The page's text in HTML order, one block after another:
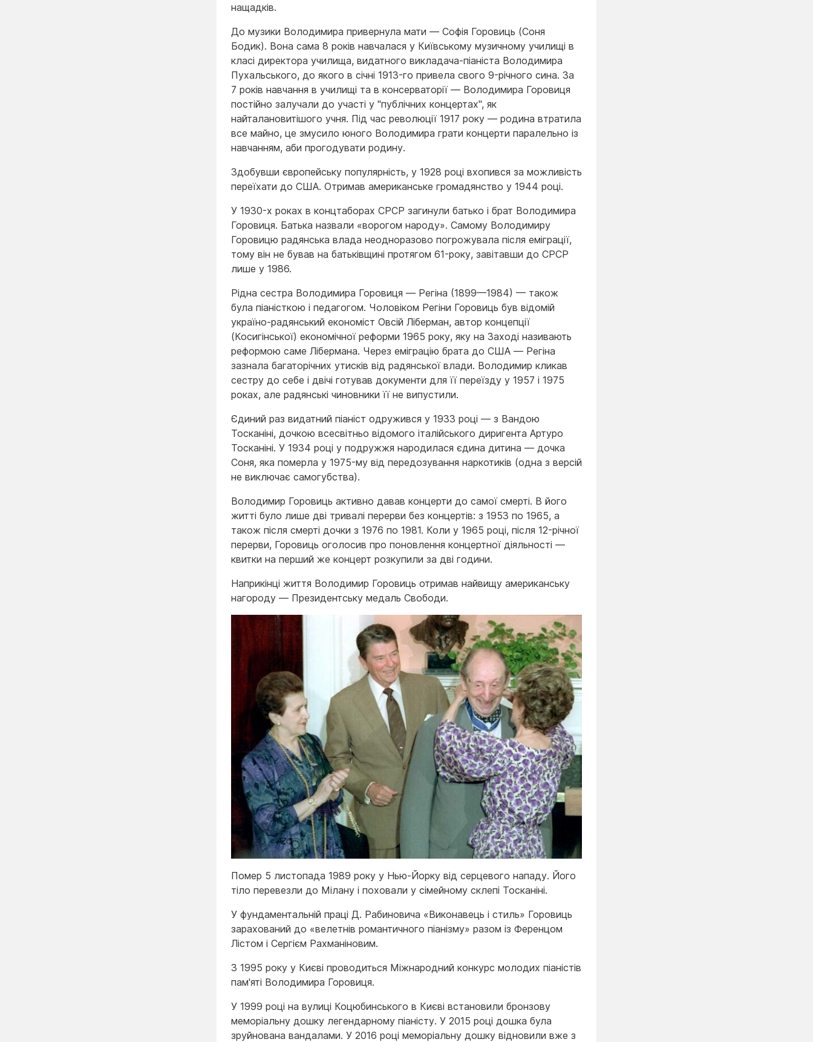
нащадків.
До музики Володимира привернула мати — Софія Горовиць (Соня
Бодик). Вона сама 8 років навчалася у Київському музичному училищі в
класі директора училища, видатного викладача-піаніста Володимира
Пухальського, до якого в січні 1913-го привела свого 9-річного сина. За
7 років навчання в училищі та в консерваторії — Володимира Горовиця
постійно залучали до участі у "публічних концертах", як
найталановитішого учня. Під час революції 1917 року — родина втратила
все майно, це змусило юного Володимира грати концерти паралельно із
навчанням, аби прогодувати родину.
Здобувши європейську популярність, у 1928 році вхопився за можливість
переїхати до США. Отримав американське громадянство у 1944 році.
У 1930-х роках в концтаборах СРСР загинули батько і брат Володимира
Горовиця. Батька назвали «ворогом народу». Самому Володимиру
Горовицю радянська влада неодноразово погрожувала після еміграції,
тому він не бував на батьківщині протягом 61-року, завітавши до СРСР
лише у 1986.
Рідна сестра Володимира Горовиця — Регіна (1899—1984) — також
була піаністкою і педагогом. Чоловіком Регіни Горовиць був відомій
україно-радянський економіст Овсій Ліберман, автор концепції
(Косигінської) економічної реформи 1965 року, яку на Заході називають
реформою саме Лібермана. Через еміграцію брата до США — Регіна
зазнала багаторічних утисків від радянської влади. Володимир кликав
сестру до себе і двічі готував документи для її переїзду у 1957 і 1975
роках, але радянські чиновники її не випустили.
Єдиний раз видатний піаніст одружився у 1933 році — з Вандою
Тосканіні, дочкою всесвітньо відомого італійського диригента Артуро
Тосканіні. У 1934 році у подружжя народилася єдина дитина — дочка
Соня, яка померла у 1975-му від передозування наркотиків (одна з версій
не виключає самогубства).
Володимир Горовиць активно давав концерти до самої смерті. В його
житті було лише дві тривалі перерви без концертів: з 1953 по 1965, а
також після смерті дочки з 1976 по 1981. Коли у 1965 році, після 12-річної
перерви, Горовиць оголосив про поновлення концертної діяльності —
квитки на перший же концерт розкупили за дві години.
Наприкінці життя Володимир Горовиць отримав найвищу американську
нагороду — Президентську медаль Свободи.
Помер 5 листопада 1989 року у Нью-Йорку від серцевого нападу. Його
тіло перевезли до Мілану і поховали у сімейному склепі Тосканіні.
У фундаментальній праці Д. Рабиновича «Виконавець і стиль» Горовиць
зарахований до «велетнів романтичного піанізму» разом із Ференцом
Лістом і Сергієм Рахманіновим.
З 1995 року у Києві проводиться Міжнародний конкурс молодих піаністів
пам'яті Володимира Горовиця.
У 1999 році на вулиці Коцюбинського в Києві встановили бронзову
меморіальну дошку легендарному піаністу. У 2015 році дошка була
зруйнована вандалами. У 2016 році меморіальну дошку відновили вже з